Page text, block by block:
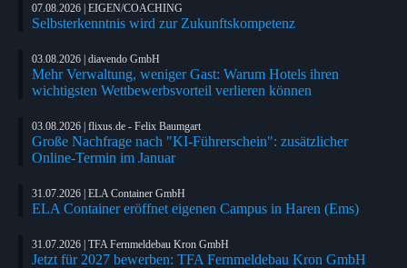
07.08.2026 | EIGEN/COACHING
Selbsterkenntnis wird zur Zukunftskompetenz
03.08.2026 | diavendo GmbH
Mehr Verwaltung, weniger Gast: Warum Hotels ihren
wichtigsten Wettbewerbsvorteil verlieren können
03.08.2026 | flixus.de - Felix Baumgart
Große Nachfrage nach "KI-Führerschein": zusätzlicher
Online-Termin im Januar
31.07.2026 | ELA Container GmbH
ELA Container eröffnet eigenen Campus in Haren (Ems)
31.07.2026 | TFA Fernmeldebau Kron GmbH
Jetzt für 2027 bewerben: TFA Fernmeldebau Kron GmbH